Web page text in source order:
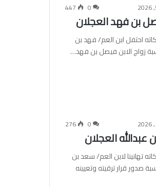
0
447
بن فهد العجلان
احتفل ابن العم/ فهد بن
زواج الابن فيصل بن فهد…
0
276
العجلان
تهانينا لابن العم/ سعد بن
صدور قرار ترقيته وتعيينه